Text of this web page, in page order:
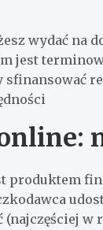
wydać na
jest
sfinansować
produktem
(najczęściej